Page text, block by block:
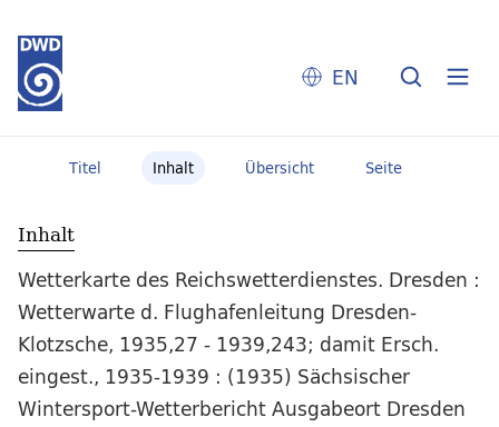
EN
Titel Inhalt Übersicht Seite
Inhalt
Wetterkarte des Reichswetterdienstes. Dresden :
Wetterwarte d. Flughafenleitung Dresden-
Klotzsche, 1935,27 - 1939,243; damit Ersch.
eingest., 1935-1939 : (1935) Sächsischer
Wintersport-Wetterbericht Ausgabeort Dresden